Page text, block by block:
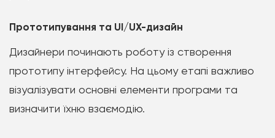
Прототипування та UI/UX-дизайн
Дизайнери починають роботу із створення
прототипу інтерфейсу. На цьому етапі важливо
візуалізувати основні елементи програми та
визначити їхню взаємодію.